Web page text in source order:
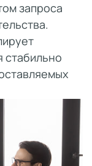
запроса
стабильно